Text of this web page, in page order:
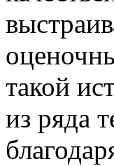
такой
из ряда